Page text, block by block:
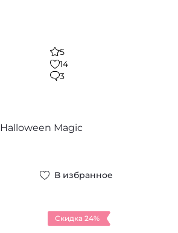
5
14
3
Halloween Magic
В избранное
Скидка 24%